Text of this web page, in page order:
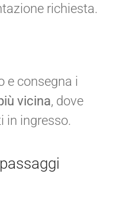
richiesta.
e consegna i
vicina, dove
in ingresso.